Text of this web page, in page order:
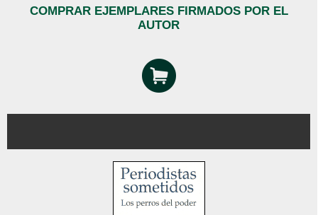
COMPRAR EJEMPLARES FIRMADOS POR EL
AUTOR